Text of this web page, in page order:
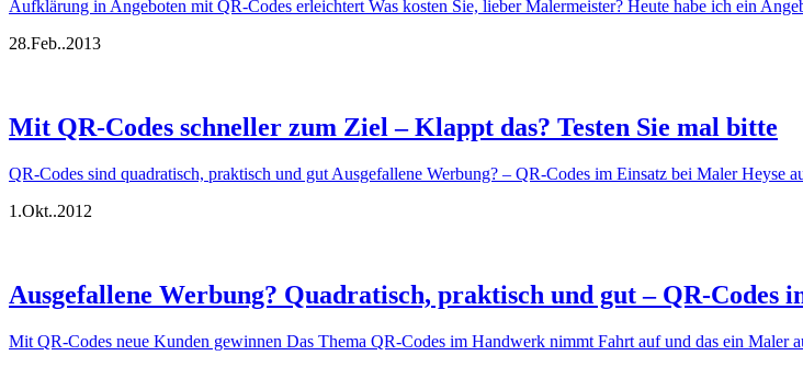
Aufklärung in Angeboten mit QR-Codes erleichtert Was kosten Sie, lieber Malermeister? Heute habe ich ein
28.Feb..2013
Mit QR-Codes schneller zum Ziel – Klappt das? Testen Sie mal bitte
QR-Codes sind quadratisch, praktisch und gut Ausgefallene Werbung? – QR-Codes im Einsatz bei Maler
1.Okt..2012
Ausgefallene Werbung? Quadratisch, praktisch und gut – QR-Codes
Mit QR-Codes neue Kunden gewinnen Das Thema QR-Codes im Handwerk nimmt Fahrt auf und das ein